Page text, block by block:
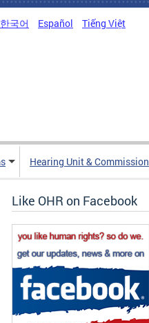
한국어 Español Tiếng Việt
Hearing Unit & Commission
Like OHR on Facebook